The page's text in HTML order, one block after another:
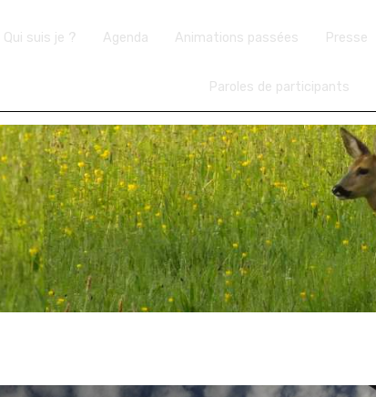
Qui suis je ? Agenda Animations passées Presse
Paroles de participants